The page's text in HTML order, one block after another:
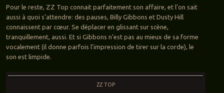
Pour le reste, ZZ Top connait parfaitement son affaire, et l’on sait
aussi à quoi s’attendre: des pauses, Billy Gibbons et Dusty Hill
connaissent par cœur. Se déplacer en glissant sur scène,
tranquillement, aussi. Et si Gibbons n’est pas au mieux de sa forme
vocalement (il donne parfois l’impression de tirer sur la corde), le
son est limpide.
ZZ TOP